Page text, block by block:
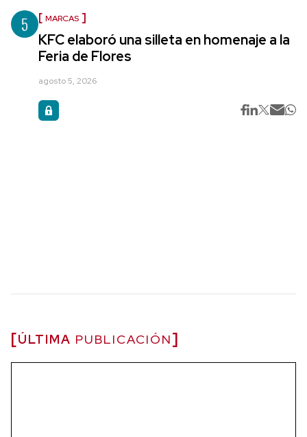
5 MARCAS
KFC elaboró una silleta en homenaje a la
Feria de Flores
agosto 5, 2026
ÚLTIMA PUBLICACIÓN